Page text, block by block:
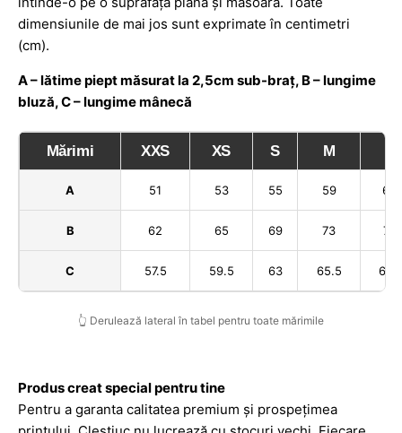
dimensiunile de mai jos sunt exprimate în centimetri
(cm).
A – lătime piept măsurat la 2,5cm sub-braț, B – lungime
bluză, C – lungime mânecă
Mărimi XXS XS S M
A 51 53 55 59 62
B 62 65 69 73 75
C 57.5 59.5 63 65.5 67.5
👆 Derulează lateral în tabel pentru toate mărimile
Produs creat special pentru tine
Pentru a garanta calitatea premium și prospețimea